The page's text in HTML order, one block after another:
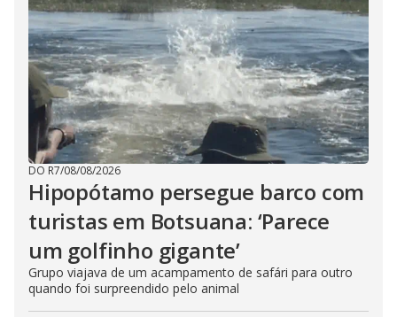
DO R7/08/08/2026
Hipopótamo persegue barco com
turistas em Botsuana: ‘Parece
um golfinho gigante’
Grupo viajava de um acampamento de safári para outro
quando foi surpreendido pelo animal